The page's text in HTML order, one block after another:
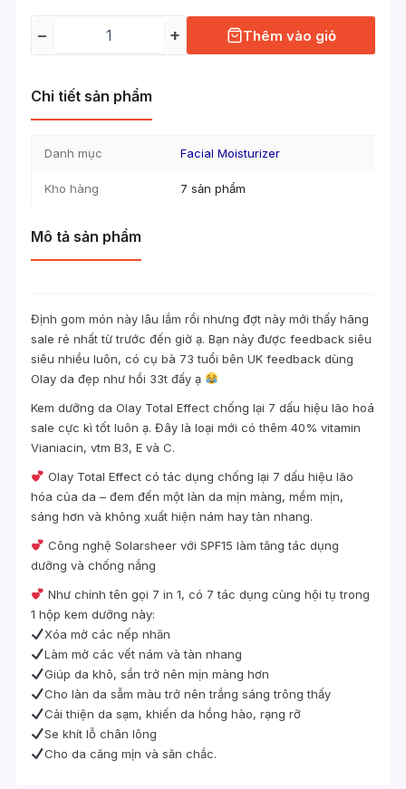
− + Thêm vào giỏ
Chi tiết sản phẩm
Danh mục Facial Moisturizer
Kho hàng 7 sản phẩm
Mô tả sản phẩm
Định gom món này lâu lắm rồi nhưng đợt này mới thấy hãng
sale rẻ nhất từ trước đến giờ ạ. Bạn này được feedback siêu
siêu nhiều luôn, có cụ bà 73 tuổi bên UK feedback dùng
Olay da đẹp như hồi 33t đấy ạ
Kem dưỡng da Olay Total Effect chống lại 7 dấu hiệu lão hoá
sale cực kì tốt luôn ạ. Đây là loại mới có thêm 40% vitamin
Vianiacin, vtm B3, E và C.
Olay Total Effect có tác dụng chống lại 7 dấu hiệu lão
hóa của da – đem đến một làn da mịn màng, mềm mịn,
sáng hơn và không xuất hiện nám hay tàn nhang.
Công nghệ Solarsheer với SPF15 làm tăng tác dụng
dưỡng và chống nắng
Như chính tên gọi 7 in 1, có 7 tác dụng cùng hội tụ trong
1 hộp kem dưỡng này:
Xóa mờ các nếp nhăn
Làm mờ các vết nám và tàn nhang
Giúp da khô, sần trở nên mịn màng hơn
Cho làn da sẫm màu trở nên trắng sáng trông thấy
Cải thiện da sạm, khiến da hồng hào, rạng rỡ
Se khít lỗ chân lông
Cho da căng mịn và săn chắc.